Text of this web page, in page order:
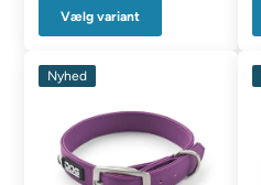
Vælg variant
Nyhed